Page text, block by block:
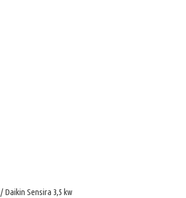
/ Daikin Sensira 3,5 kw